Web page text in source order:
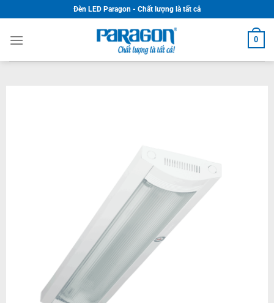
to
content
Đèn LED Paragon - Chất lượng là tất cả
0